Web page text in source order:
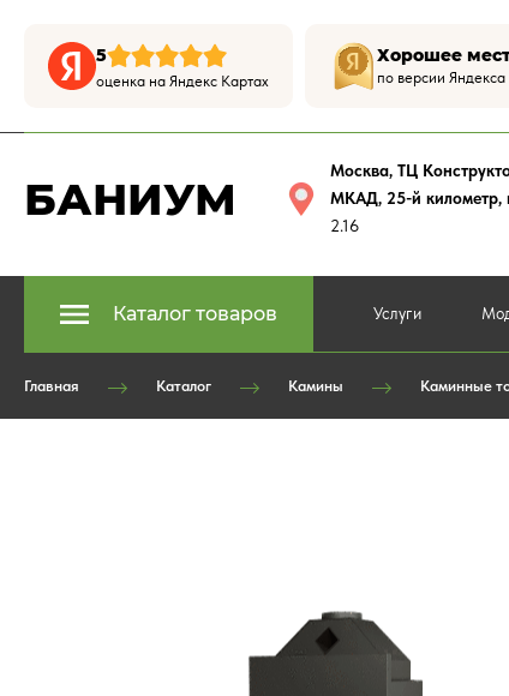
5
оценка на Яндекс Картах
Хорошее
по версии Яндекса
БАНИУМ
Москва, ТЦ
МКАД, 25-й километр,
2.16
Каталог товаров Услуги
Главная Каталог Камины Каминные